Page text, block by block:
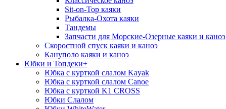
Sit-on-Top каяки
Рыбалка-Охота каяки
Тандемы
Запчасти для Морские-Озерные каяки и каноэ
Скоростной спуск каяки и каноэ
Кануполо каяки и каноэ
Юбки и Топдеки+
Юбка с курткой слалом Kayak
Юбка с курткой слалом Canoe
Юбка с курткой K1 CROSS
Юбки Слалом